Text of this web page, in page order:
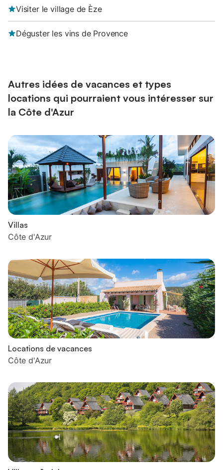
Visiter le village de Èze
Déguster les vins de Provence
Autres idées de vacances et types
locations qui pourraient vous intéresser sur
la Côte d'Azur
Villas
Côte d'Azur
Locations de vacances
Côte d'Azur